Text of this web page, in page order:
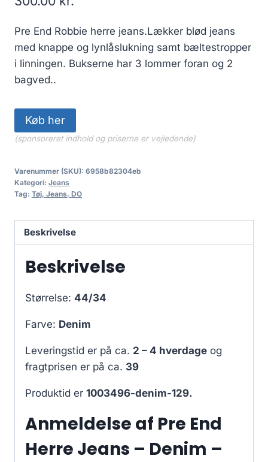
Pre End Robbie herre jeans.Lækker blød jeans
med knappe og lynlåslukning samt bæltestropper
i linningen. Bukserne har 3 lommer foran og 2
bagved..
Køb her
(sponsoreret indhold og priserne er vejledende)
Varenummer (SKU): 6958b82304eb
Kategori: Jeans
Tag: Tøj, Jeans, DO
Beskrivelse
Beskrivelse
Størrelse: 44/34
Farve: Denim
Leveringstid er på ca. 2 – 4 hverdage og
fragtprisen er på ca. 39
Produktid er 1003496-denim-129.
Anmeldelse af Pre End
Herre Jeans – Denim –